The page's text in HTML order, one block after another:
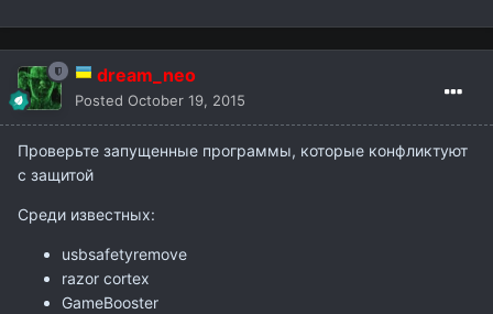
dream_neo
Posted October 19, 2015
Проверьте запущенные программы, которые конфликтуют
с защитой
Среди известных:
usbsafetyremove
razor cortex
GameBooster